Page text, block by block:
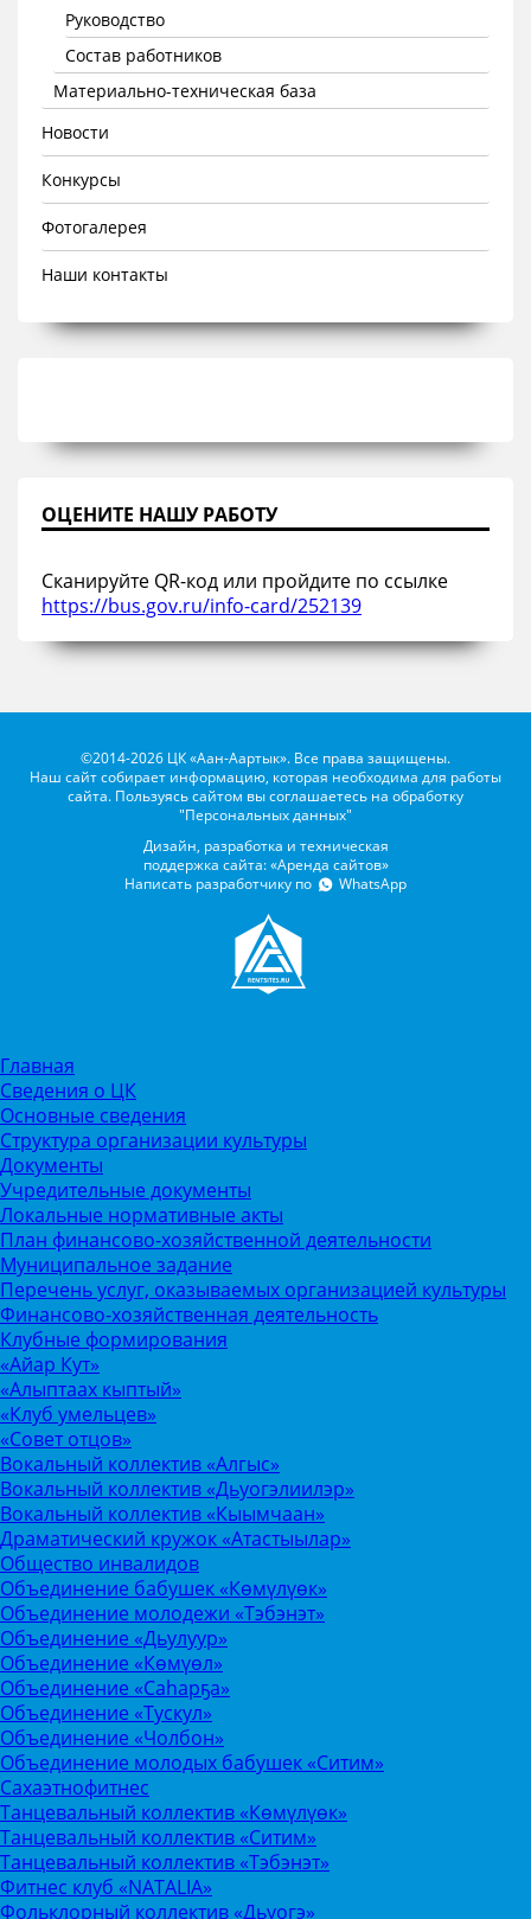
Руководство
Состав работников
Материально-техническая база
Новости
Конкурсы
Фотогалерея
Наши контакты
ОЦЕНИТЕ НАШУ РАБОТУ
Сканируйте QR-код или пройдите по ссылке
https://bus.gov.ru/info-card/252139
©2014-2026 ЦК «Аан-Аартык». Все права защищены.
Наш сайт собирает информацию, которая необходима для работы
сайта. Пользуясь сайтом вы соглашаетесь на обработку
"Персональных данных"
Дизайн, разработка и техническая
поддержка сайта: «Аренда сайтов»
Написать разработчику по
WhatsApp
Главная
Сведения о ЦК
Основные сведения
Структура организации культуры
Документы
Учредительные документы
Локальные нормативные акты
План финансово-хозяйственной деятельности
Муниципальное задание
Перечень услуг, оказываемых организацией культуры
Финансово-хозяйственная деятельность
Клубные формирования
«Айар Кут»
«Алыптаах кыптый»
«Клуб умельцев»
«Совет отцов»
Вокальный коллектив «Алгыс»
Вокальный коллектив «Дьуогэлиилэр»
Вокальный коллектив «Кыымчаан»
Драматический кружок «Атастыылар»
Общество инвалидов
Объединение бабушек «Көмүлүөк»
Объединение молодежи «Тэбэнэт»
Объединение «Дьулуур»
Объединение «Көмүөл»
Объединение «Саhарҕа»
Объединение «Тускул»
Объединение «Чолбон»
Объединение молодых бабушек «Ситим»
Сахаэтнофитнес
Танцевальный коллектив «Көмүлүөк»
Танцевальный коллектив «Ситим»
Танцевальный коллектив «Тэбэнэт»
Фитнес клуб «NATALIA»
Фольклорный коллектив «Дьуогэ»